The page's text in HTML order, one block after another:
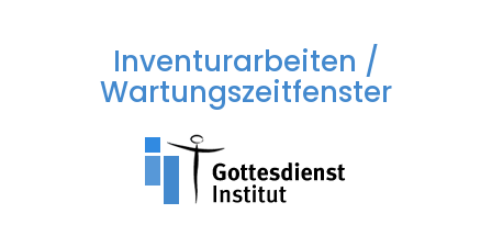
Inventurarbeiten /
Wartungszeitfenster